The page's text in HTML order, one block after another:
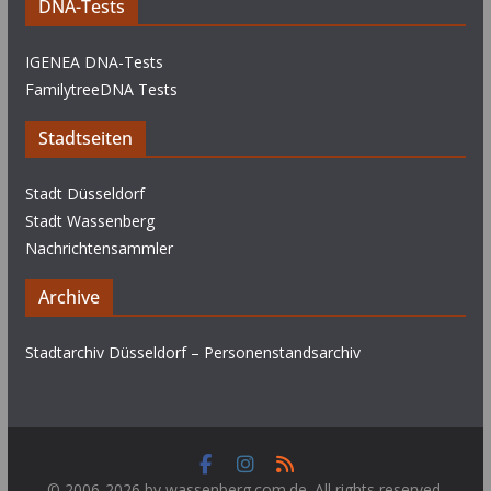
DNA-Tests
IGENEA DNA-Tests
FamilytreeDNA Tests
Stadtseiten
Stadt Düsseldorf
Stadt Wassenberg
Nachrichtensammler
Archive
Stadtarchiv Düsseldorf – Personenstandsarchiv